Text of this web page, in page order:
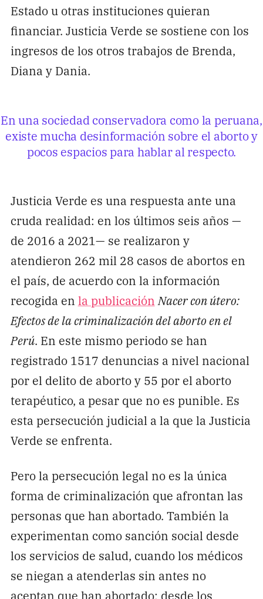
Estado u otras instituciones quieran
financiar. Justicia Verde se sostiene con los
ingresos de los otros trabajos de Brenda,
Diana y Dania.
En una sociedad conservadora como la peruana,
existe mucha desinformación sobre el aborto y
pocos espacios para hablar al respecto.
Justicia Verde es una respuesta ante una
cruda realidad: en los últimos seis años —
de 2016 a 2021— se realizaron y
atendieron 262 mil 28 casos de abortos en
el país, de acuerdo con la información
recogida en la publicaciónNacer con útero:
Efectos de la criminalización del aborto en el
Perú. En este mismo periodo se han
registrado 1517 denuncias a nivel nacional
por el delito de aborto y 55 por el aborto
terapéutico, a pesar que no es punible. Es
esta persecución judicial a la que la Justicia
Verde se enfrenta.
Pero la persecución legal no es la única
forma de criminalización que afrontan las
personas que han abortado. También la
experimentan como sanción social desde
los servicios de salud, cuando los médicos
se niegan a atenderlas sin antes no
aceptan que han abortado; desde los